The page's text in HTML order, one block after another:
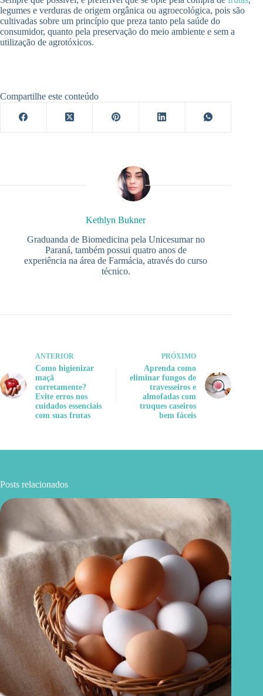
legumes e verduras de origem orgânica ou agroecológica, pois são
cultivadas sobre um princípio que preza tanto pela saúde do
consumidor, quanto pela preservação do meio ambiente e sem a
utilização de agrotóxicos.
Compartilhe este conteúdo
Kethlyn Bukner
Graduanda de Biomedicina pela Unicesumar no
Paraná, também possui quatro anos de
experiência na área de Farmácia, através do curso
técnico.
ANTERIOR
Como higienizar
maçã
corretamente?
Evite erros nos
cuidados essenciais
com suas frutas
PRÓXIMO
Aprenda como
eliminar fungos de
travesseiros e
almofadas com
truques caseiros
bem fáceis
Posts relacionados